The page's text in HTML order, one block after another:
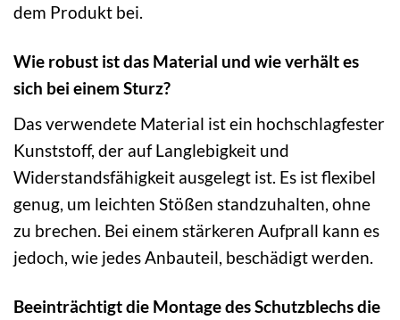
dem Produkt bei.
Wie robust ist das Material und wie verhält es
sich bei einem Sturz?
Das verwendete Material ist ein hochschlagfester
Kunststoff, der auf Langlebigkeit und
Widerstandsfähigkeit ausgelegt ist. Es ist flexibel
genug, um leichten Stößen standzuhalten, ohne
zu brechen. Bei einem stärkeren Aufprall kann es
jedoch, wie jedes Anbauteil, beschädigt werden.
Beeinträchtigt die Montage des Schutzblechs die